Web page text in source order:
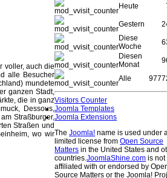
voller, auch die
alle Besucher
mundete
ganzen Stadt,
die in ganz
Dessous,
Straßburger,
Straßen und
wo wir
Heute
Gestern
Diese
Woche
Diesen
Monat
Alle
Visitors Counter
Joomla Templates
Joomla Extensions
TheJoomla! name is used under
limited license fromOpen Source
Matters in the United States and
countries.JoomlaShine.com is not
affiliated with or endorsed by
Source Matters or the Joomla!